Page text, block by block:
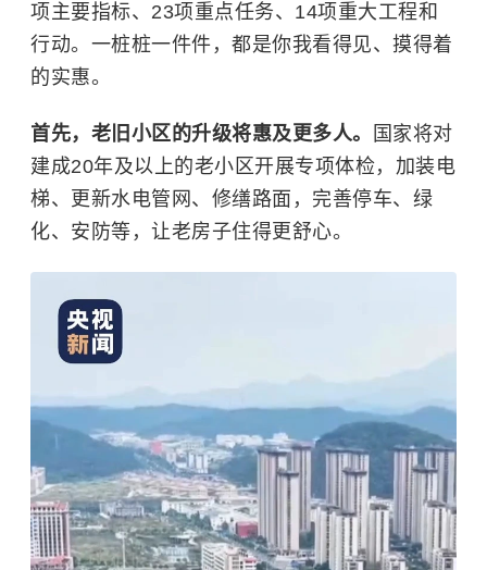
项主要指标、23项重点任务、14项重大工程和
行动。一桩桩一件件，都是你我看得见、摸得着
的实惠。
首先，老旧小区的升级将惠及更多人。
国家将对
建成20年及以上的老小区开展专项体检，加装电
梯、更新水电管网、修缮路面，完善停车、绿
化、安防等，让老房子住得更舒心。